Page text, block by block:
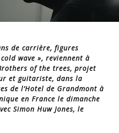
de carrière, figures
wave », reviennent à
of the trees, projet
et guitariste, dans la
de l’Hotel de Grandmont à
en France le dimanche
Simon Huw Jones, le